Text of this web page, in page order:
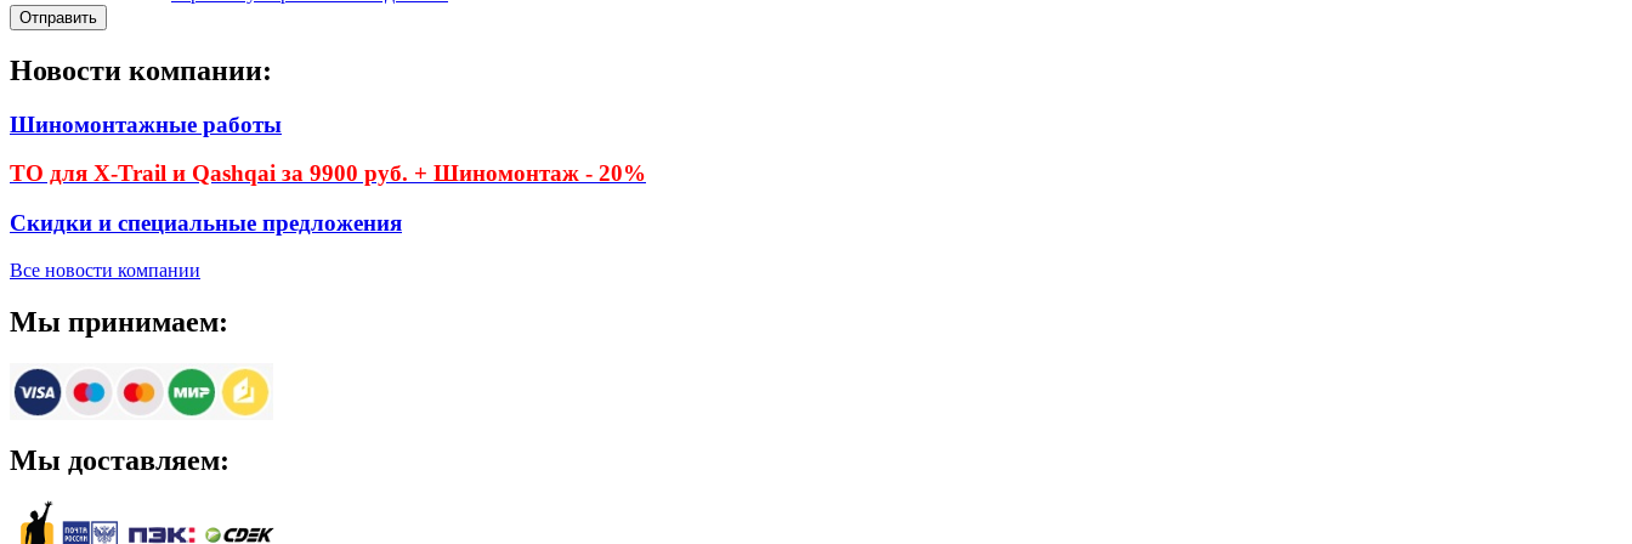
Новости компании:
Шиномонтажные работы
ТО для X-Trail и Qashqai за 9900 руб. + Шиномонтаж - 20%
Скидки и специальные предложения
Все новости компании
Мы принимаем:
Мы доставляем: